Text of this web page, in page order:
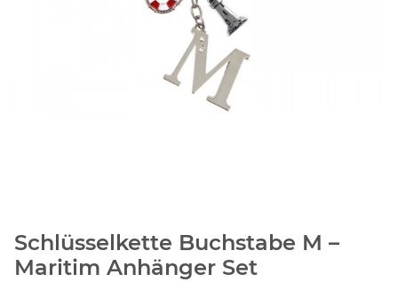
Schlüsselkette Buchstabe M –
Maritim Anhänger Set